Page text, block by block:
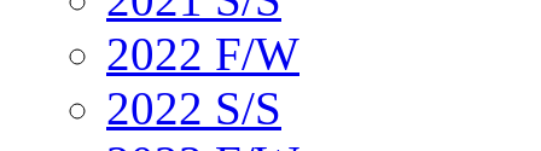
2022 F/W
2022 S/S